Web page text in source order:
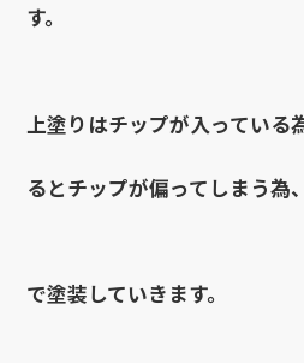
す。
上塗りはチップが入っている
るとチップが偏ってしまう為
で塗装していきます。